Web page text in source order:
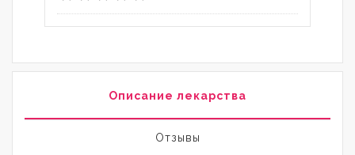
Описание лекарства
Отзывы